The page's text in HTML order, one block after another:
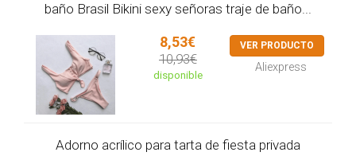
baño Brasil Bikini sexy señoras traje de baño...
8,53€
10,93€
disponible
VER PRODUCTO
Aliexpress
Adorno acrílico para tarta de fiesta privada